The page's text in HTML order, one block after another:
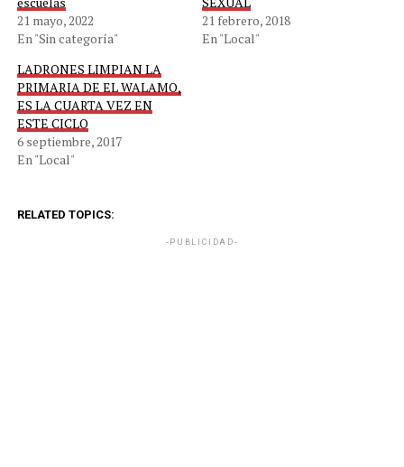
21 mayo, 2022
En "Sin categoría"
21 febrero, 2018
En "Local"
LADRONES LIMPIAN LA
PRIMARIA DE EL WALAMO,
ES LA CUARTA VEZ EN
ESTE CICLO
6 septiembre, 2017
En "Local"
RELATED TOPICS:
-PUBLICIDAD-